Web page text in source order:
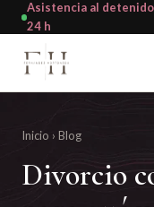
Asistencia al detenido
24 h
Inicio › Blog
Divorcio